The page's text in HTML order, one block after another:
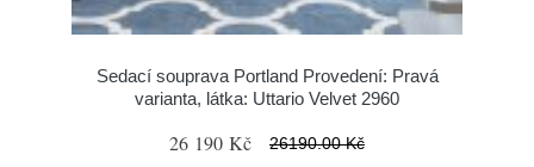
Sedací souprava Portland Provedení: Pravá
varianta, látka: Uttario Velvet 2960
26 190 Kč 26190.00 Kč